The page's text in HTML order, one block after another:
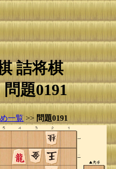
詰将棋
題0191
一覧 >> 問題0191